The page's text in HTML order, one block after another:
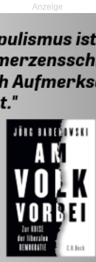
Anzeige